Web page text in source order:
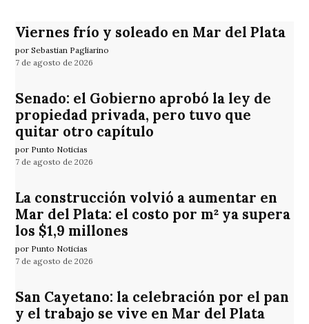
Viernes frío y soleado en Mar del Plata
por Sebastian Pagliarino
7 de agosto de 2026
Senado: el Gobierno aprobó la ley de
propiedad privada, pero tuvo que
quitar otro capítulo
por Punto Noticias
7 de agosto de 2026
La construcción volvió a aumentar en
Mar del Plata: el costo por m² ya supera
los $1,9 millones
por Punto Noticias
7 de agosto de 2026
San Cayetano: la celebración por el pan
y el trabajo se vive en Mar del Plata